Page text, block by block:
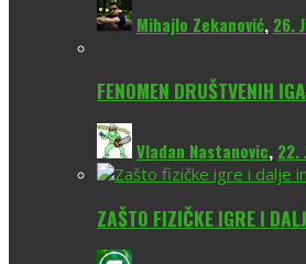
Mihajlo Zekanović, 26.
FENOMEN DRUŠTVENIH
Vladan Nastanovic, 22.
ZAŠTO FIZIČKE IGRE I